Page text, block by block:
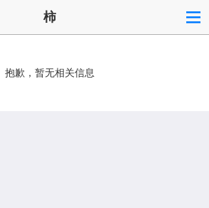
柿
抱歉，暂无相关信息